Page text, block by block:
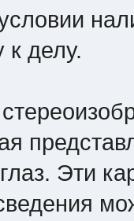
к делу.
Эти